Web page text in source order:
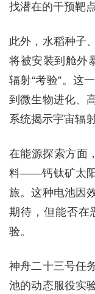
找潜在的干预靶点
此外，水稻种子
将被安装到舱外
辐射“考验”。这
到微生物进化、
系统揭示宇宙辐
在能源探索方面
料——钙钛矿太阳
旅。这种电池因
期待，但能否在
验。
神舟二十三号任
池的动态服役实